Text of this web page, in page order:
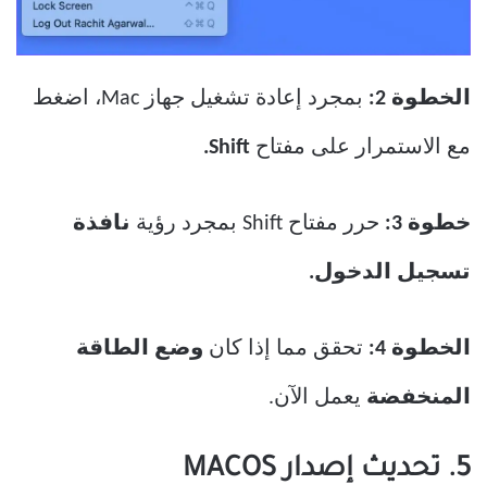
الخطوة 2: بمجرد إعادة تشغيل جهاز Mac، اضغط
مع الاستمرار على مفتاح Shift.
خطوة 3: حرر مفتاح Shift بمجرد رؤية نافذة
تسجيل الدخول.
الخطوة 4: تحقق مما إذا كان وضع الطاقة
المنخفضة يعمل الآن.
5. تحديث إصدار MACOS